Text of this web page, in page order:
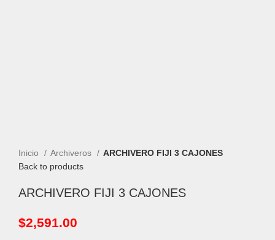
Inicio Archiveros
ARCHIVERO FIJI 3 CAJONES
Back to products
ARCHIVERO FIJI 3 CAJONES
$2,591.00